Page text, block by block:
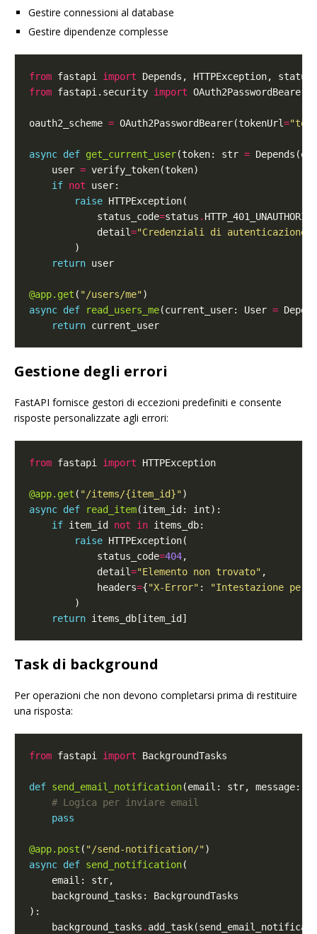
Gestire connessioni al database
Gestire dipendenze complesse
from fastapi import
from fastapi.security import
oauth2_scheme = OAuth2PasswordBearer(tokenUrl=
async def get_current_user(token: str =
    user
=
if not
raise
            status_code
=status .
            detail
="Credenziali di autenticazione
return
@app.get ( "/users/me"
async def read_users_me(current_user: User =
return
Gestione degli errori
FastAPI fornisce gestori di eccezioni predefiniti e consente
risposte personalizzate agli errori:
from fastapi import
@app.get ( "/items/{item_id}"
async def read_item
if item_id not in
raise
            status_code
=404
            detail
="Elemento non trovato"
            headers
={"X-Error" :
"Intestazione
return
Task di background
Per operazioni che non devono completarsi prima di restituire
una risposta:
from fastapi import
def send_email_notification
# Logica per inviare email
pass
@app.post ( "/send-notification/"
async def send_notification
    background_tasks
.